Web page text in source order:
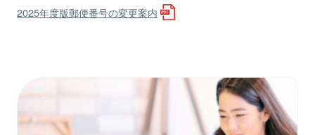
2025年度版郵便番号の変更案内